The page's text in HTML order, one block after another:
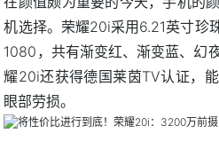
机选择。荣耀20i采用6.21英寸珍
1080，共有渐变红、渐变蓝、幻
耀20i还获得德国莱茵TV认证，
眼部劳损。